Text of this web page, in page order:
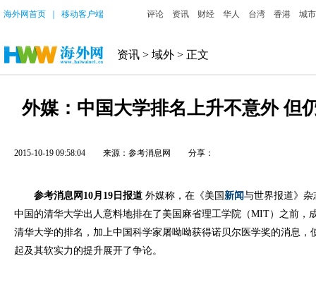
海外网首页 移动客户端 评论 资讯 财经 华人 台湾 香港 城市
资讯 > 域外 > 正文
外媒：中国大学排名上升不意外 但
2015-10-19 09:58:04 来源：参考消息网 分享：
参考消息网 10月19日报道 外媒称，在《美国 新闻与世界报道》
中国的清华大学出人意料地排在了美国麻省理工学院（MIT）之前，
清华大学的排名，加上中国科学家屠呦呦获得诺贝尔医学奖的消息，
起及其软实力的提升展开了争论。